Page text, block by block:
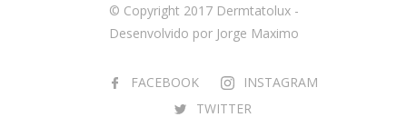
© Copyright 2017 Dermtatolux -
Desenvolvido por Jorge Maximo
FACEBOOK
INSTAGRAM
TWITTER